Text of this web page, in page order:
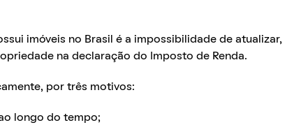
imóveis no Brasil é a impossibilidade de atualizar,
na declaração do Imposto de Renda.
por três motivos:
longo do tempo;